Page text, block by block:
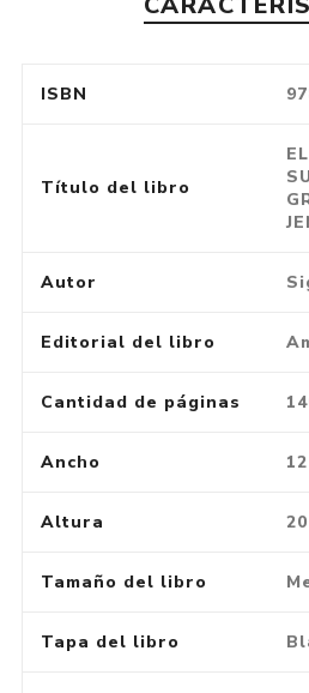
ISBN
Título del libro
Autor
Editorial del libro
Cantidad de páginas
Ancho
Altura
Tamaño del libro
Tapa del libro